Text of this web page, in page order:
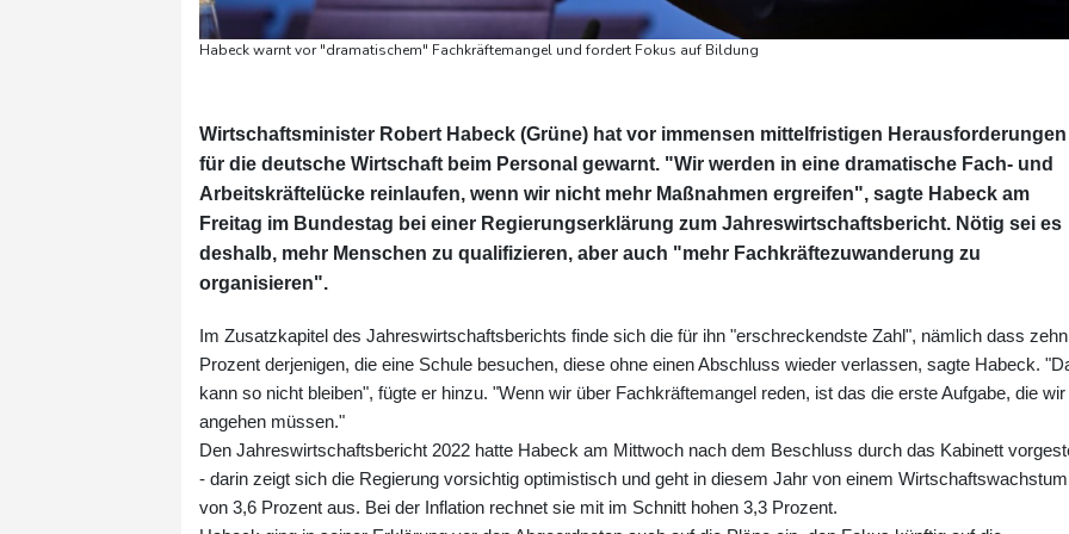
Habeck warnt vor "dramatischem" Fachkräftemangel und fordert Fokus auf Bildung
Wirtschaftsminister Robert Habeck (Grüne) hat vor immensen mittelfristigen Herausforderungen
für die deutsche Wirtschaft beim Personal gewarnt. "Wir werden in eine dramatische Fach- und
Arbeitskräftelücke reinlaufen, wenn wir nicht mehr Maßnahmen ergreifen", sagte Habeck am
Freitag im Bundestag bei einer Regierungserklärung zum Jahreswirtschaftsbericht. Nötig sei es
deshalb, mehr Menschen zu qualifizieren, aber auch "mehr Fachkräftezuwanderung zu
organisieren".
Im Zusatzkapitel des Jahreswirtschaftsberichts finde sich die für ihn "erschreckendste Zahl", nämlich dass zehn
Prozent derjenigen, die eine Schule besuchen, diese ohne einen Abschluss wieder verlassen, sagte Habeck.
kann so nicht bleiben", fügte er hinzu. "Wenn wir über Fachkräftemangel reden, ist das die erste Aufgabe, die wir
angehen müssen."
Den Jahreswirtschaftsbericht 2022 hatte Habeck am Mittwoch nach dem Beschluss durch das Kabinett
- darin zeigt sich die Regierung vorsichtig optimistisch und geht in diesem Jahr von einem Wirtschaftswachstum
von 3,6 Prozent aus. Bei der Inflation rechnet sie mit im Schnitt hohen 3,3 Prozent.